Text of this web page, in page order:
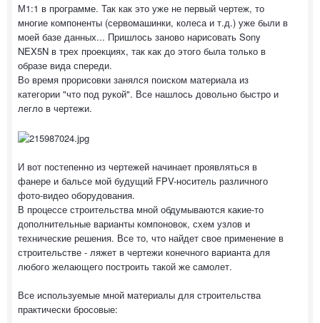
М1:1 в программе. Так как это уже не первый чертеж, то
многие компоненты (сервомашинки, колеса и т.д.) уже были в
моей базе данных... Пришлось заново нарисовать Sony
NEX5N в трех проекциях, так как до этого была только в
образе вида спереди.
Во время прорисовки занялся поиском материала из
категории "что под рукой". Все нашлось довольно быстро и
легло в чертежи.
И вот постепенно из чертежей начинает проявляться в
фанере и бальсе мой будущий FPV-носитель различного
фото-видео оборудования.
В процессе строительства мной обдумываются какие-то
дополнительные варианты компоновок, схем узлов и
технические решения. Все то, что найдет свое применение в
строительстве - ляжет в чертежи конечного варианта для
любого желающего построить такой же самолет.
Все используемые мной материалы для строительства
практически бросовые: